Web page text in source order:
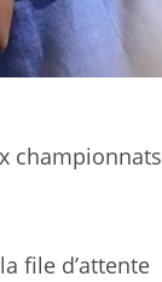
championnats
file d’attente